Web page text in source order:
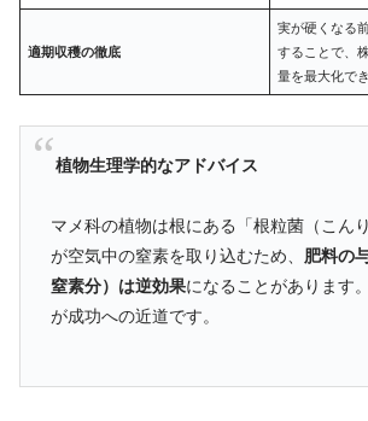
適期収穫の徹底
実が硬くなる
することで、
量を最大化でき
植物生理学的なアドバイス
マメ科の植物は根にある「根粒菌（こん
が空気中の窒素を取り込むため、 肥料の
窒素分）は逆効果になることがあります
が成功への近道です。